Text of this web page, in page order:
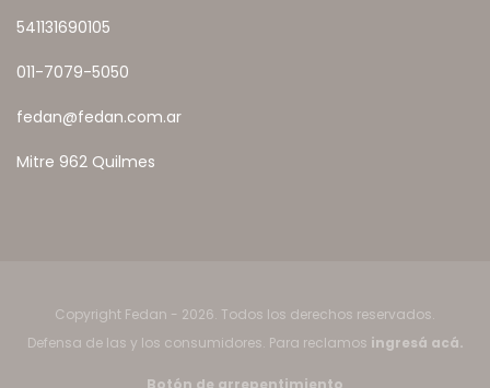
541131690105
011-7079-5050
fedan@fedan.com.ar
Mitre 962 Quilmes
Copyright Fedan - 2026. Todos los derechos reservados.
Defensa de las y los consumidores. Para reclamos ingresá acá.